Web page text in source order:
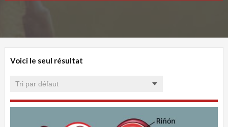
Voici le seul résultat